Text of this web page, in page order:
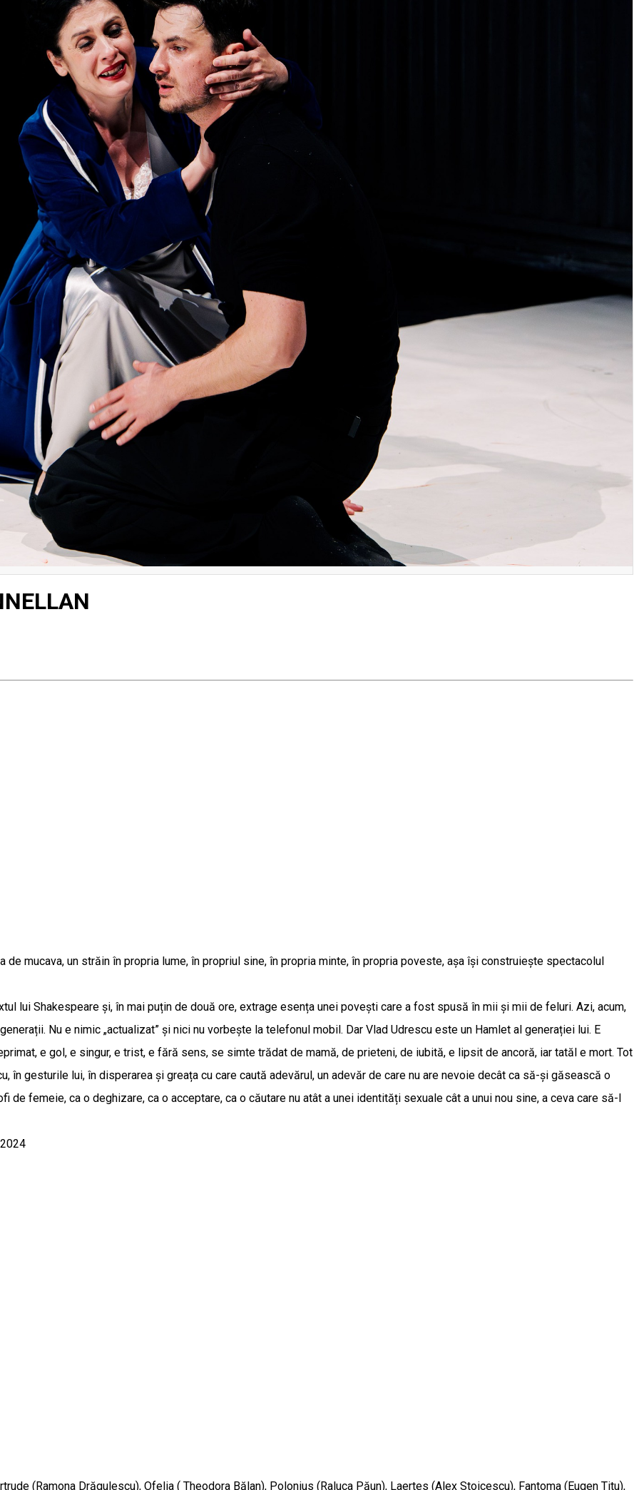
de mucava, un străin în propria lume, în propriul sine, în propria minte, în propria poveste, așa își construiește spectacolul
lui Shakespeare și, în mai puțin de două ore, extrage esența unei povești care a fost spusă în mii și mii de feluri. Azi, acum,
Nu e nimic „actualizat” și nici nu vorbește la telefonul mobil. Dar Vlad Udrescu este un Hamlet al generației lui. E
e gol, e singur, e trist, e fără sens, se simte trădat de mamă, de prieteni, de iubită, e lipsit de ancoră, iar tatăl e mort. Tot
în gesturile lui, în disperarea și greața cu care caută adevărul, un adevăr de care nu are nevoie decât ca să-și găsească o
de femeie, ca o deghizare, ca o acceptare, ca o căutare nu atât a unei identități sexuale cât a unui nou sine, a ceva care să-l
(Ramona Drăgulescu), Ofelia ( Theodora Bălan), Polonius (Raluca Păun), Laertes (Alex Stoicescu), Fantoma (Eugen Titu),